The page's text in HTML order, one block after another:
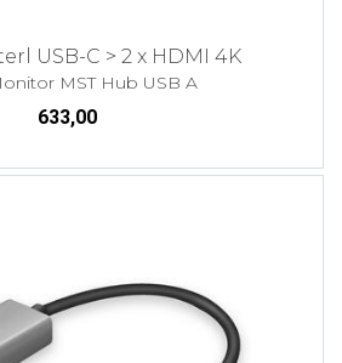
USB-C > 2 x HDMI 4K
MST Hub USB A
633,00